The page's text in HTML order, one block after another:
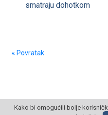
smatraju dohotkom
« Povratak
Kako bi omogućili bolje